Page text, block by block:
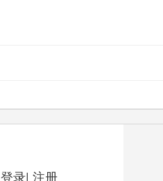
登录| 注册